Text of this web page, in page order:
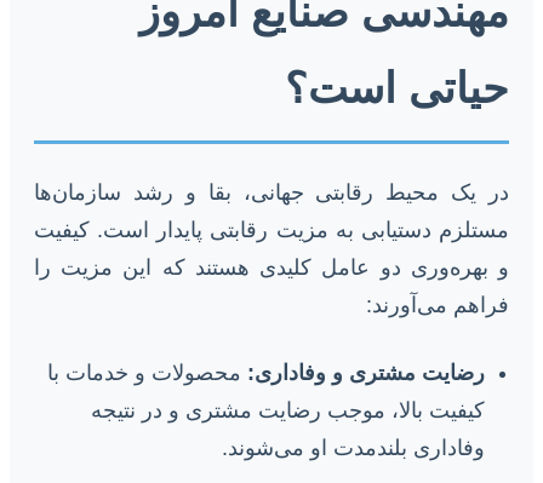
مهندسی صنایع امروز
حیاتی است؟
در یک محیط رقابتی جهانی، بقا و رشد سازمان‌ها
مستلزم دستیابی به مزیت رقابتی پایدار است. کیفیت
و بهره‌وری دو عامل کلیدی هستند که این مزیت را
فراهم می‌آورند:
رضایت مشتری و وفاداری: محصولات و خدمات با
کیفیت بالا، موجب رضایت مشتری و در نتیجه
وفاداری بلندمدت او می‌شوند.